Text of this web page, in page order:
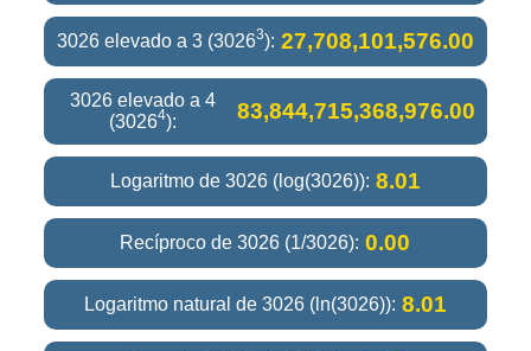
3026 elevado a 3 (30263): 27,708,101,576.00
3026 elevado a 4
(30264): 83,844,715,368,976.00
Logaritmo de 3026 (log(3026)): 8.01
Recíproco de 3026 (1/3026): 0.00
Logaritmo natural de 3026 (ln(3026)): 8.01